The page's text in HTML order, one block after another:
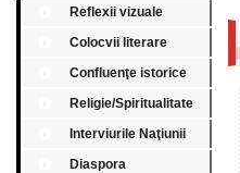
Reflexii vizuale
Colocvii literare
Confluenţe istorice
Religie/Spiritualitate
Interviurile Naţiunii
Diaspora